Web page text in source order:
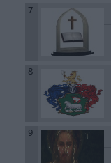
7
8
9